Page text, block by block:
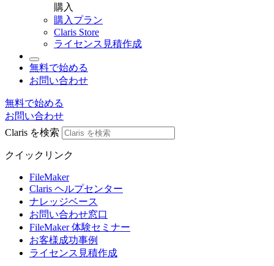
購入
購入プラン
Claris Store
ライセンス見積作成
無料で始める
お問い合わせ
無料で始める
お問い合わせ
Claris を検索
クイックリンク
FileMaker
Claris ヘルプセンター
ナレッジベース
お問い合わせ窓口
FileMaker 体験セミナー
お客様成功事例
ライセンス見積作成